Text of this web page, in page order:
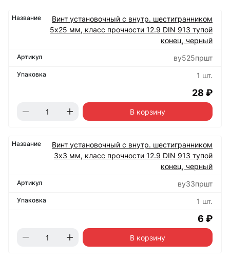
Винт установочный с внутр. шестигранником
5х25 мм, класс прочности 12.9 DIN 913 тупой
конец, черный
ву525пршт
1 шт.
28 ₽
В корзину
Винт установочный с внутр. шестигранником
3х3 мм, класс прочности 12.9 DIN 913 тупой
конец, черный
ву33пршт
1 шт.
6 ₽
В корзину